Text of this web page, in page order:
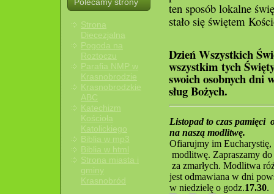
Strona
Diecezjalna
Pogoda na
Roztoczu
Parafia NMP w
Krasnobrodzie
Krasnobrodzkie
ABC
Katechizm
Kościoła
Katolickiego
Biblia w mp3
Biblia w html
Strona miasta i
gminy
Krasnobród
ten sposób lokalne
stało się świętem
Dzień Wszystkich
wszystkim tych
swoich osobnych dni
sług Bożych.
Listopad to czas pamięci
na naszą modlitwę.
Ofiarujmy im Eucharystię,
modlitwę. Zapraszamy
za zmarłych. Modlitwa
jest odmawiana w dni
w niedzielę o godz.17.30.